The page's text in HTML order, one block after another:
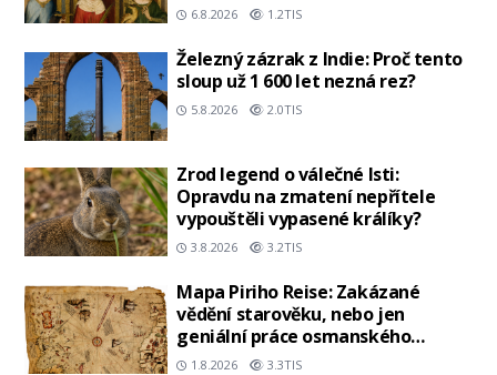
6.8.2026 1.2TIS
Železný zázrak z Indie: Proč tento
sloup už 1 600 let nezná rez?
5.8.2026 2.0TIS
Zrod legend o válečné lsti:
Opravdu na zmatení nepřítele
vypouštěli vypasené králíky?
3.8.2026 3.2TIS
Mapa Piriho Reise: Zakázané
vědění starověku, nebo jen
geniální práce osmanského
admirála?
1.8.2026 3.3TIS